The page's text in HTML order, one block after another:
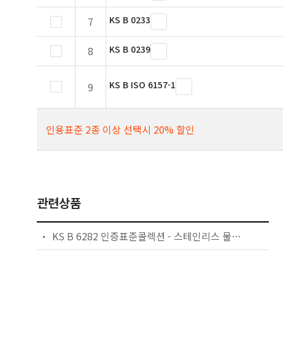
7
KS B 0233
8
KS B 0239
9 KS B ISO 6157-1
인용표준 2종 이상 선택시 20% 할인
관련상품
KS B 6282 인증표준콜렉션 - 스테인리스 물탱크